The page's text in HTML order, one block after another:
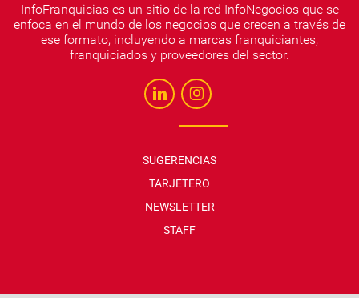
InfoFranquicias es un sitio de la red InfoNegocios que se
enfoca en el mundo de los negocios que crecen a través de
ese formato, incluyendo a marcas franquiciantes,
franquiciados y proveedores del sector.
SUGERENCIAS
TARJETERO
NEWSLETTER
STAFF